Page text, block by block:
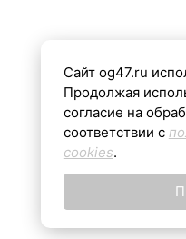
Все материалы на
Сайт og47.ru
Продолжая
согласие на
соответствии с
cookies.